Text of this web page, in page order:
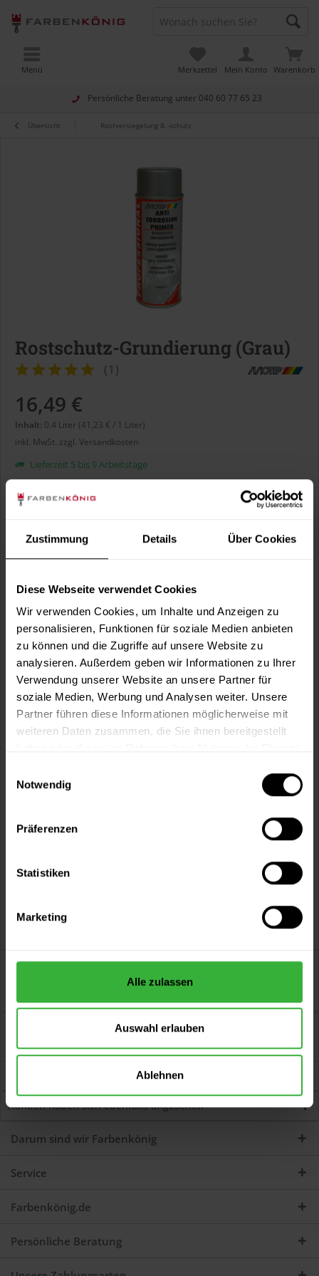
Zustimmung Details Über Cookies
Diese Webseite verwendet Cookies
Wir verwenden Cookies, um Inhalte und Anzeigen zu
personalisieren, Funktionen für soziale Medien anbieten
zu können und die Zugriffe auf unsere Website zu
analysieren. Außerdem geben wir Informationen zu Ihrer
Verwendung unserer Website an unsere Partner für
soziale Medien, Werbung und Analysen weiter. Unsere
Partner führen diese Informationen möglicherweise mit
weiteren Daten zusammen, die Sie ihnen bereitgestellt
Notwendig
Präferenzen
Statistiken
Marketing
Alle zulassen
Auswahl erlauben
Ablehnen
Persönliche Beratung unter 040 60 77 65 23
Warenkorb
Merkzettel Mein Konto
Menü
Übersicht Rostversiegelung & -schutz
Rostschutz-Grundierung (Grau)
(1 )
16,49 €
Inhalt: 0.4 Liter (41,23 € / 1 Liter)
inkl. MwSt. zzgl. Versandkosten
Lieferzeit 5 bis 9 Arbeitstage
Liter:
In denWarenkorb
Merken Fragen zum Artikel?
Artikel-Nr.: MT0058GRAU
Sie möchten eine größere Menge kaufen
und wünschen ein Angebot?
Kostenloser Versand ab 60 EUR
Beschreibung
Rostschutz-Grundierung (Grau) Die ideale Grundierung als
Füller und Haftvermittler zwischen...
Jetzt Bewertungen zum Artikel lesen...mehr
Kunden haben sich ebenfalls angesehen
Darum sind wir Farbenkönig
Service
Farbenkönig.de
Persönliche Beratung